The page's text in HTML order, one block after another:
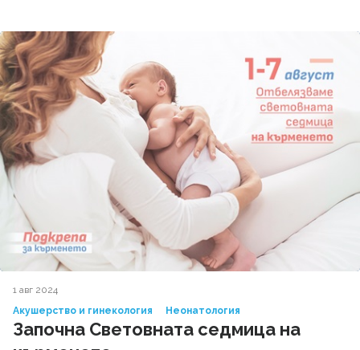
1 авг 2024
Акушерство и гинекология
Неонатология
Започна Световната седмица на